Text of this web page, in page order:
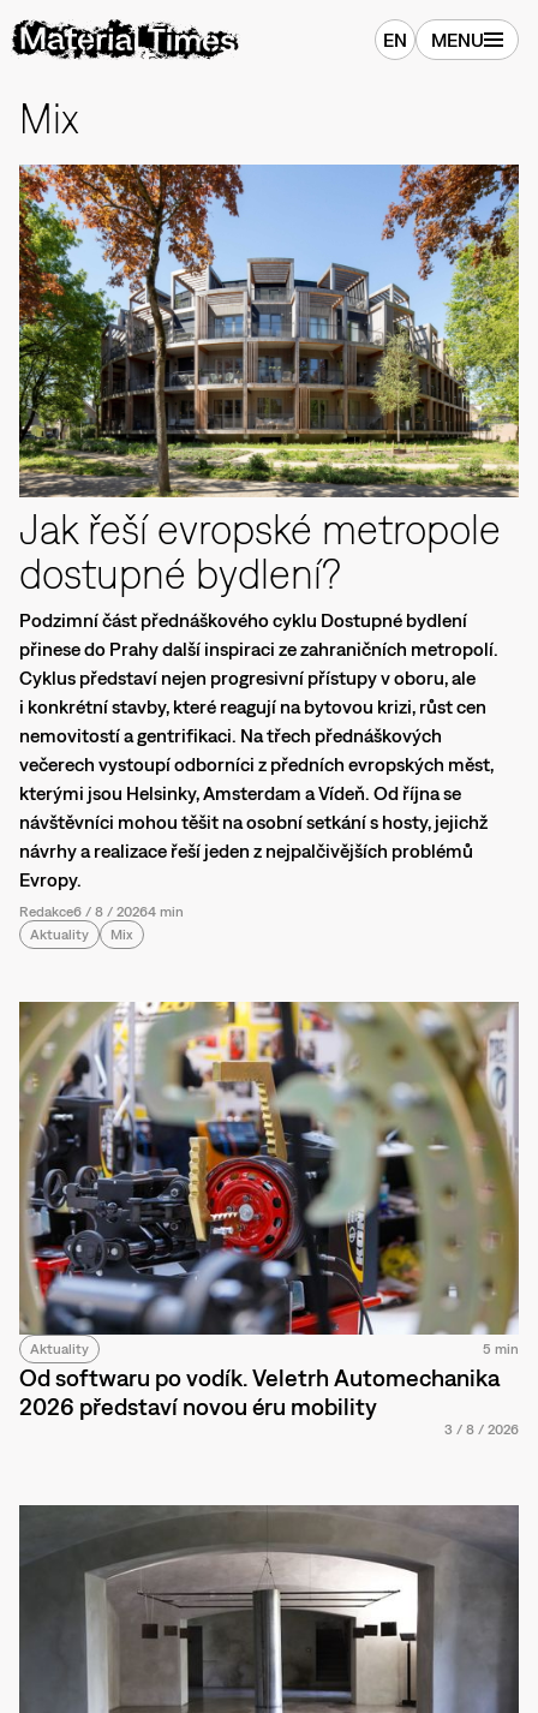
EN MENU
Mix
Jak řeší evropské metropole
dostupné bydlení?
Podzimní část přednáškového cyklu Dostupné bydlení
přinese do Prahy další inspiraci ze zahraničních metropolí.
Cyklus představí nejen progresivní přístupy v oboru, ale
i konkrétní stavby, které reagují na bytovou krizi, růst cen
nemovitostí a gentrifikaci. Na třech přednáškových
večerech vystoupí odborníci z předních evropských měst,
kterými jsou Helsinky, Amsterdam a Vídeň. Od října se
návštěvníci mohou těšit na osobní setkání s hosty, jejichž
návrhy a realizace řeší jeden z nejpalčivějších problémů
Evropy.
Redakce6 / 8 / 20264 min
Aktuality
Mix
Aktuality 5 min
Od softwaru po vodík. Veletrh Automechanika
2026 představí novou éru mobility
3 / 8 / 2026